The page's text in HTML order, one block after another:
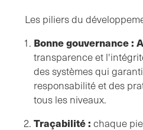
Les piliers du
Bonne gouvernance :
transparence et
des systèmes qui
responsabilité et des
tous les niveaux.
Traçabilité : chaque